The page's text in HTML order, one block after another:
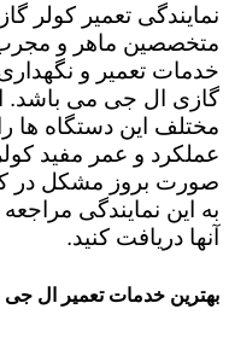
نمایندگی تعمیر کولر
متخصصین ماهر و مجرب
خدمات تعمیر و
گازی ال جی می باشد.
مختلف این دستگاه ها را
عملکرد و عمر مفید
صورت بروز مشکل در
به این نمایندگی
آنها دریافت کنید.
بهترین خدمات تعمیر ال جی